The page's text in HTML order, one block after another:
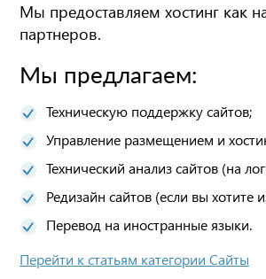
Мы предоставляем хостинг как
партнеров.
Мы предлагаем:
Техническую поддержку сайтов;
Управление размещением и
Технический анализ сайтов (на
Редизайн сайтов (если вы
Перевод на иностранные языки.
Перейти к статьям категории Сайты